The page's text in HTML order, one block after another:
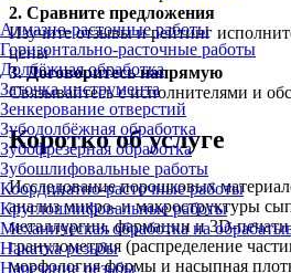
Алмазно-расточные работы
Горизонтально-расточные работы
Долбёжная обработка
Заточка инструмента
Зенкерование отверстий
Зубодолбёжная обработка
Зубофрезерная обработка
Зубошлифовальные работы
Координатно-расточные работы
Круглошлифовальные работы
Механическая обработка на
Накатка резьбы
Нарезание резьбы
2. Сравните предложения
Изучите отзывы и рейтинг
цены
3.Договоритесь напрямую
Связывайтесь с исполнителями и
Коротко об услуге
Исследование порошковых
анализ микро- и макроструктуры
металлургии, фармации и 3D-
гранулометрия (распределение
морфология формы и насыпная